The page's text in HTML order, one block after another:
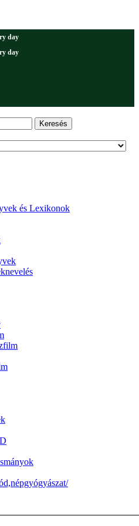
day
day
Keresés
és Lexikonok